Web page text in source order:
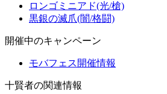
ロンゴミニアド(光/槍)
黒銀の滅爪(闇/格闘)
開催中のキャンペーン
モバフェス開催情報
十賢者の関連情報